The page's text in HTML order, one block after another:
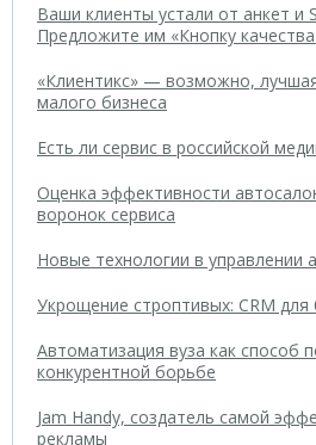
Ваши клиенты устали от анкет и
Предложите им «Кнопку
«Клиентикс» — возможно,
малого бизнеса
Есть ли сервис в российской
Оценка эффективности
воронок сервиса
Новые технологии в управлении
Укрощение строптивых: CRM для
Автоматизация вуза как способ
конкурентной борьбе
Jam Handy, создатель самой
рекламы